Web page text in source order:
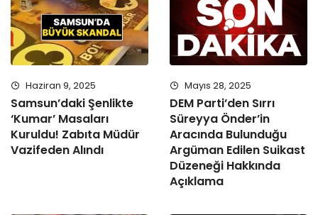
Haziran 9, 2025
Samsun’daki Şenlikte
‘Kumar’ Masaları
Kuruldu! Zabıta Müdür
Vazifeden Alındı
Mayıs 28, 2025
DEM Parti’den Sırrı
Süreyya Önder’in
Aracında Bulunduğu
Argüman Edilen Suikast
Düzeneği Hakkında
Açıklama